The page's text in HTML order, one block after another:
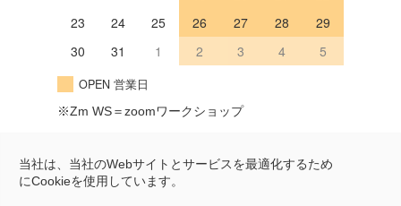
当社は、当社のWebサイトとサービスを最適化するため
にCookieを使用しています。
23
24 25 26 27 28
29
30
31 1 2 3 4 5
OPEN 営業日
※Zm WS＝zoomワークショップ
Googleマップ
〒604-8322